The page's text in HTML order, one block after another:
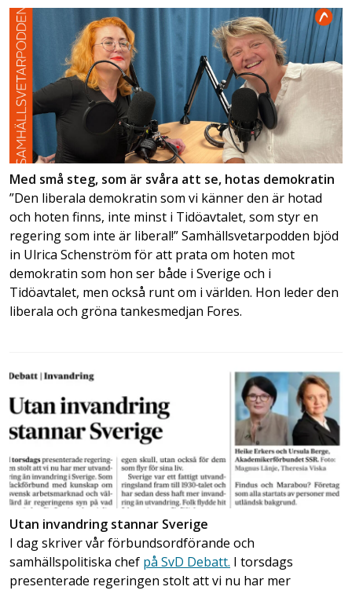
Med små steg, som är svåra att se, hotas demokratin
”Den liberala demokratin som vi känner den är hotad
och hoten finns, inte minst i Tidöavtalet, som styr en
regering som inte är liberal!” Samhällsvetarpodden bjöd
in Ulrica Schenström för att prata om hoten mot
demokratin som hon ser både i Sverige och i
Tidöavtalet, men också runt om i världen. Hon leder den
liberala och gröna tankesmedjan Fores.
Utan invandring stannar Sverige
I dag skriver vår förbundsordförande och
samhällspolitiska chef på SvD Debatt. I torsdags
presenterade regeringen stolt att vi nu har mer